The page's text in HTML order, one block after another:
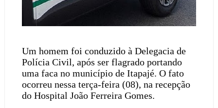
Um homem foi conduzido à Delegacia de
Polícia Civil, após ser flagrado portando
uma faca no município de Itapajé. O fato
ocorreu nessa terça-feira (08), na recepção
do Hospital João Ferreira Gomes.